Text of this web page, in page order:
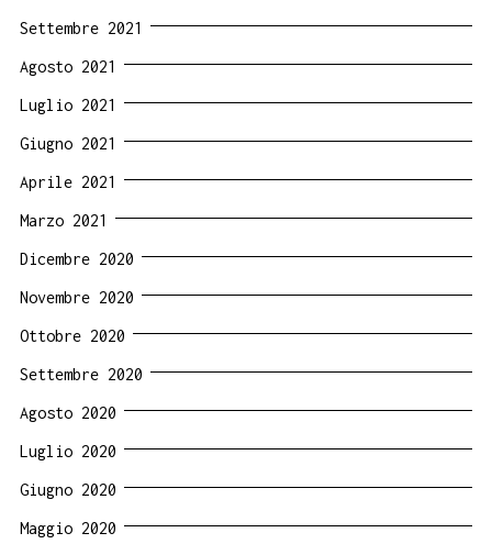
Settembre 2021
Agosto 2021
Luglio 2021
Giugno 2021
Aprile 2021
Marzo 2021
Dicembre 2020
Novembre 2020
Ottobre 2020
Settembre 2020
Agosto 2020
Luglio 2020
Giugno 2020
Maggio 2020